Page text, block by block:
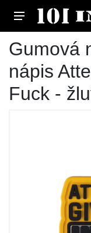
Gumová
nápis
Fuck -